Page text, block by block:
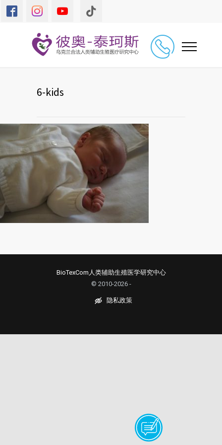
6-kids
© 2010-2026 -
BioTexCom人类辅助生殖医学研究中心
隐私政策